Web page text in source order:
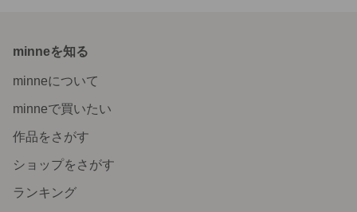
minneを知る
minneについて
minneで買いたい
作品をさがす
ショップをさがす
ランキング